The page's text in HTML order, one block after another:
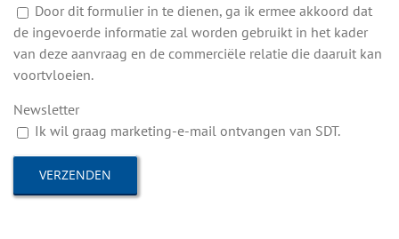
Door dit formulier in te dienen, ga ik ermee akkoord dat
de ingevoerde informatie zal worden gebruikt in het kader
van deze aanvraag en de commerciële relatie die daaruit kan
voortvloeien.
Newsletter
Ik wil graag marketing-e-mail ontvangen van SDT.